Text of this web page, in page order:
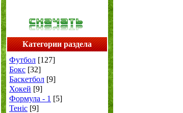
Категории раздела
Футбол [127]
Бокс [32]
Баскетбол [9]
Хокей [9]
Формула - 1 [5]
Теніс [9]